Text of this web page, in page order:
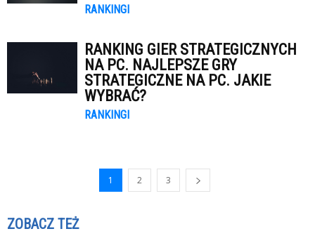
RANKINGI
RANKING GIER STRATEGICZNYCH
NA PC. NAJLEPSZE GRY
STRATEGICZNE NA PC. JAKIE
WYBRAĆ?
RANKINGI
1 2 3
ZOBACZ TEŻ